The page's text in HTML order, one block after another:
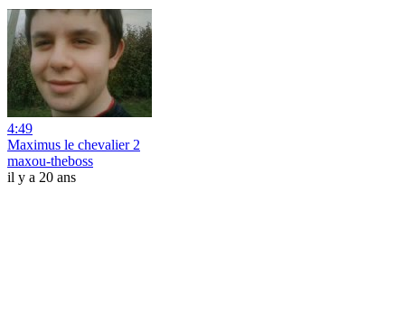
4:49
Maximus le chevalier 2
maxou-theboss
il y a 20 ans